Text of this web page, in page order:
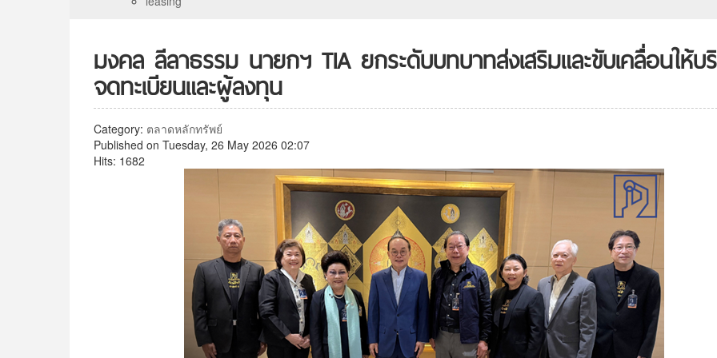
มงคล ลีลาธรรม นายกฯ TIA ยกระดับบทบาทส่งเสริมและขับเคลื่อนให้บ
จดทะเบียนและผู้ลงทุน
Category: ตลาดหลักทรัพย์
Published on Tuesday, 26 May 2026 02:07
Hits: 1682